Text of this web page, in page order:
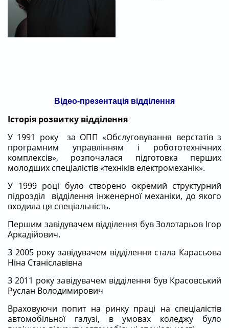
Відео-презентація відділення
Історія розвитку відділення
У 1991 року за ОПП «Обслуговування верстатів з
програмним управлінням і робототехнічних
комплексів», розпочалася підготовка перших
молодших спеціалістів «техніків електромеханік».
У 1999 році було створено окремий структурний
підрозділ відділення інженерної механіки, до якого
входила ця спеціальність.
Першим завідувачем відділення був Золотарьов Ігор
Аркадійович.
З 2005 року завідувачем відділення стала Карасьова
Ніна Станіславівна
З 2011 року завідувачем відділення був Красовський
Руслан Володимирович
Враховуючи попит на ринку праці на спеціалістів
автомобільної галузі, в умовах коледжу було